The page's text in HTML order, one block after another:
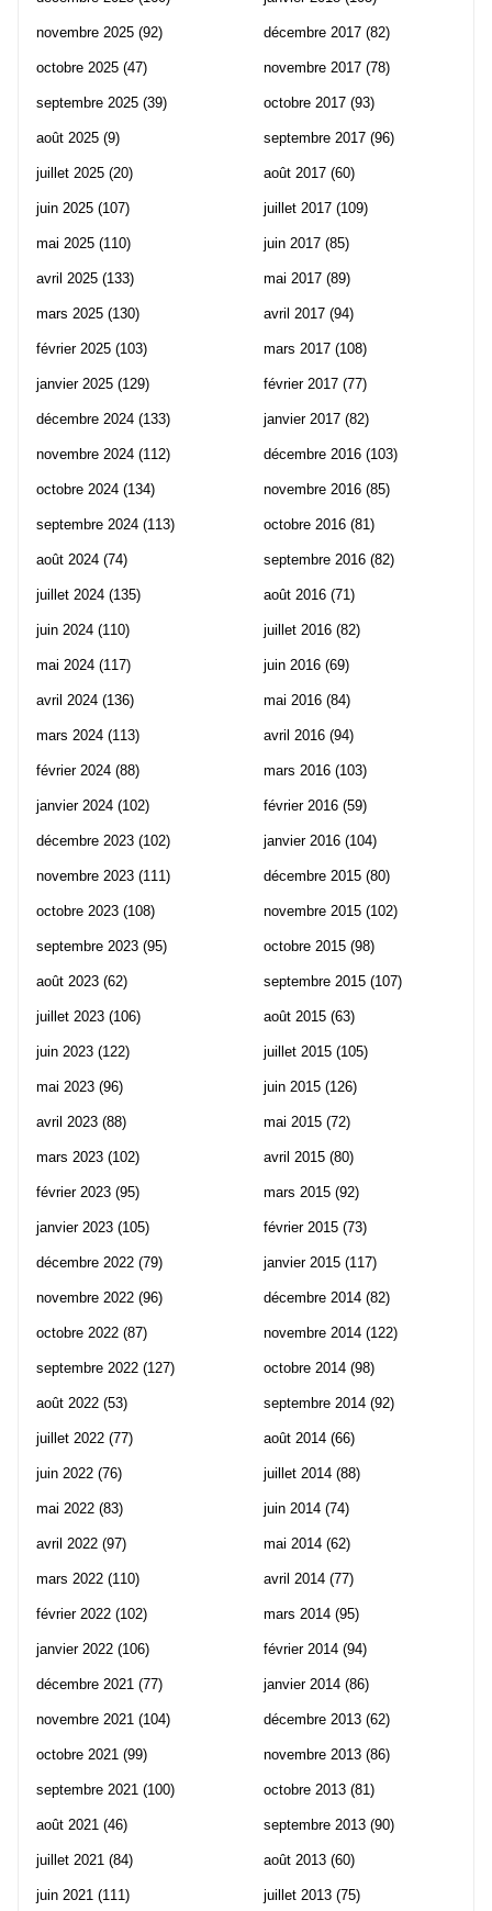
novembre 2025 (92)
octobre 2025 (47)
septembre 2025 (39)
août 2025 (9)
juillet 2025 (20)
juin 2025 (107)
mai 2025 (110)
avril 2025 (133)
mars 2025 (130)
février 2025 (103)
janvier 2025 (129)
décembre 2024 (133)
novembre 2024 (112)
octobre 2024 (134)
septembre 2024 (113)
août 2024 (74)
juillet 2024 (135)
juin 2024 (110)
mai 2024 (117)
avril 2024 (136)
mars 2024 (113)
février 2024 (88)
janvier 2024 (102)
décembre 2023 (102)
novembre 2023 (111)
octobre 2023 (108)
septembre 2023 (95)
août 2023 (62)
juillet 2023 (106)
juin 2023 (122)
mai 2023 (96)
avril 2023 (88)
mars 2023 (102)
février 2023 (95)
janvier 2023 (105)
décembre 2022 (79)
novembre 2022 (96)
octobre 2022 (87)
septembre 2022 (127)
août 2022 (53)
juillet 2022 (77)
juin 2022 (76)
mai 2022 (83)
avril 2022 (97)
mars 2022 (110)
février 2022 (102)
janvier 2022 (106)
décembre 2021 (77)
novembre 2021 (104)
octobre 2021 (99)
septembre 2021 (100)
août 2021 (46)
juillet 2021 (84)
juin 2021 (111)
décembre 2017 (82)
novembre 2017 (78)
octobre 2017 (93)
septembre 2017 (96)
août 2017 (60)
juillet 2017 (109)
juin 2017 (85)
mai 2017 (89)
avril 2017 (94)
mars 2017 (108)
février 2017 (77)
janvier 2017 (82)
décembre 2016 (103)
novembre 2016 (85)
octobre 2016 (81)
septembre 2016 (82)
août 2016 (71)
juillet 2016 (82)
juin 2016 (69)
mai 2016 (84)
avril 2016 (94)
mars 2016 (103)
février 2016 (59)
janvier 2016 (104)
décembre 2015 (80)
novembre 2015 (102)
octobre 2015 (98)
septembre 2015 (107)
août 2015 (63)
juillet 2015 (105)
juin 2015 (126)
mai 2015 (72)
avril 2015 (80)
mars 2015 (92)
février 2015 (73)
janvier 2015 (117)
décembre 2014 (82)
novembre 2014 (122)
octobre 2014 (98)
septembre 2014 (92)
août 2014 (66)
juillet 2014 (88)
juin 2014 (74)
mai 2014 (62)
avril 2014 (77)
mars 2014 (95)
février 2014 (94)
janvier 2014 (86)
décembre 2013 (62)
novembre 2013 (86)
octobre 2013 (81)
septembre 2013 (90)
août 2013 (60)
juillet 2013 (75)